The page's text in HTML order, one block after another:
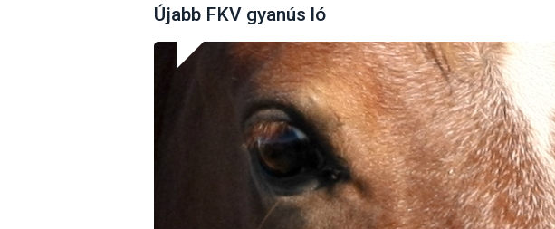
Újabb FKV gyanús ló